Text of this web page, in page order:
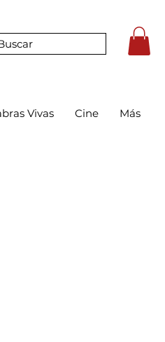
Vivas Cine Más